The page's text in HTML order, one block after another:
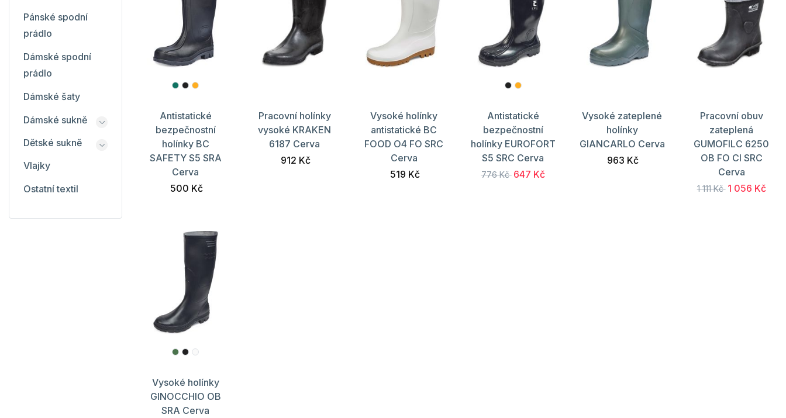
Antistatické
bezpečnostní
holínky BC
SAFETY S5 SRA
Cerva
500 Kč
Pracovní holínky
vysoké KRAKEN
6187 Cerva
912 Kč
Vysoké holínky
antistatické BC
FOOD O4 FO SRC
Cerva
519 Kč
Antistatické
bezpečnostní
holínky EUROFORT
S5 SRC Cerva
776 Kč 647 Kč
Vysoké zateplené
holínky
GIANCARLO Cerva
963 Kč
Pracovní obuv
zateplená
GUMOFILC 6250
OB FO CI SRC
Cerva
1 111 Kč 1 056 Kč
Vysoké holínky
GINOCCHIO OB
SRA Cerva
Pánské spodní
prádlo
Dámské spodní
prádlo
Dámské šaty
Dámské sukně
Dětské sukně
Vlajky
Ostatní textil